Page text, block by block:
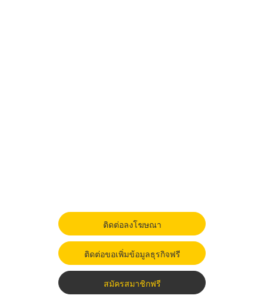
ติดต่อลงโฆษณา
ติดต่อขอเพิ่มข้อมูลธุรกิจฟรี
สมัครสมาชิกฟรี